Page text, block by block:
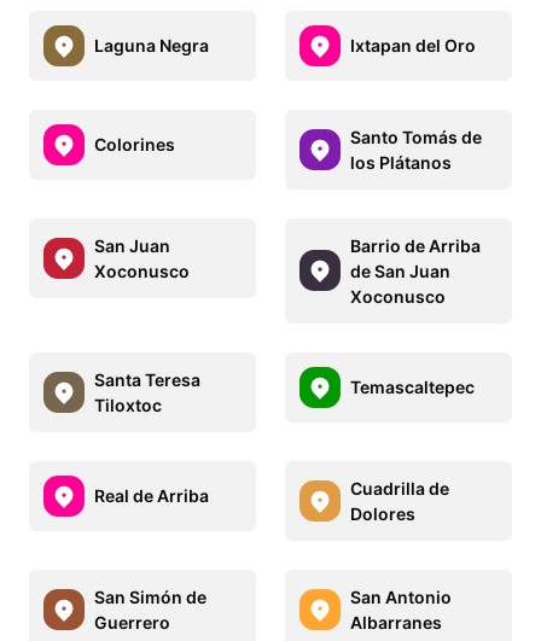
Laguna Negra Ixtapan del Oro
Colorines
Santo Tomás de
los Plátanos
San Juan
Xoconusco
Barrio de Arriba
de San Juan
Xoconusco
Santa Teresa
Tiloxtoc
Temascaltepec
Real de Arriba
Cuadrilla de
Dolores
San Simón de
Guerrero
San Antonio
Albarranes